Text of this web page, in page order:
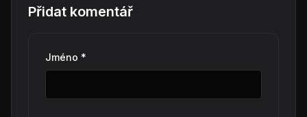
Přidat komentář
Jméno *